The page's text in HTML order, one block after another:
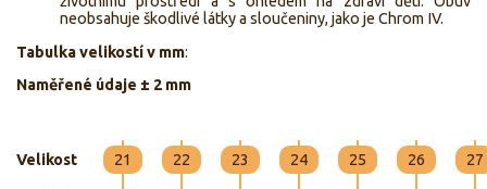
neobsahuje škodlivé látky a sloučeniny, jako je Chrom IV.
Tabulka velikostí v mm:
Naměřené údaje ± 2 mm
Velikost 21 22 23 24 25 26 27